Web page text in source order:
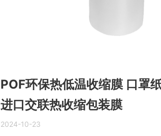
POF环保热低温收缩膜 口罩
进口交联热收缩包装膜
2024-10-23